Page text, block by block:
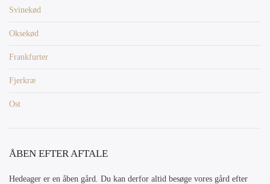
Svinekød
Oksekød
Frankfurter
Fjerkræ
Ost
ÅBEN EFTER AFTALE
Hedeager er en åben gård. Du kan derfor altid besøge vores gård efter